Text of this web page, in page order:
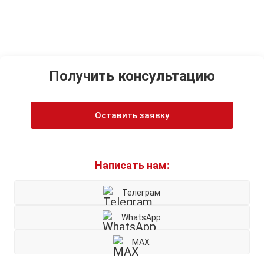
Получить консультацию
Оставить заявку
Написать нам:
Телеграм
WhatsApp
MAX